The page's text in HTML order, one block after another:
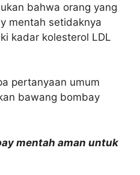
bahwa orang yang
mentah setidaknya
kadar kolesterol LDL
pertanyaan umum
bawang bombay
mentah aman untuk